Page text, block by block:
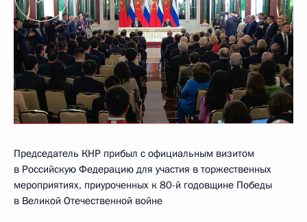
Председатель КНР прибыл с официальным визитом
в Российскую Федерацию для участия в торжественных
мероприятиях, приуроченных к 80-й годовщине Победы
в Великой Отечественной войне